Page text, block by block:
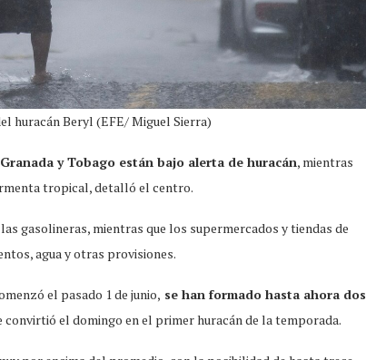
huracán Beryl (EFE/ Miguel Sierra)
y Tobago están bajo alerta de huracán, mientras
tropical, detalló el centro.
gasolineras, mientras que los supermercados y tiendas de
agua y otras provisiones.
el pasado 1 de junio, se han formado hasta ahora dos
convirtió el domingo en el primer huracán de la temporada.